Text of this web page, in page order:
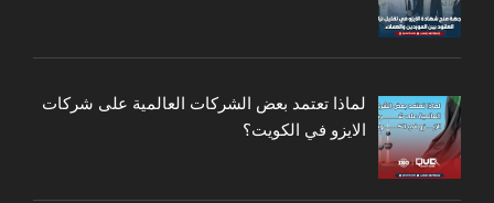
لماذا تعتمد بعض الشركات العالمية على شركات
الايزو في الكويت؟